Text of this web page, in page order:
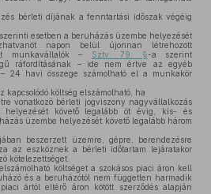
bérleti díjának a fenntartási időszak végéig
esetben a beruházás üzembe helyezését
napon belül újonnan létrehozott
munkavállalók –
Sztv. 79. §-a szerint
ráfordításának – ide nem értve az egyéb
24 havi összege számolható el a munkakör
kapcsolódó költség elszámolható, ha
vonatkozó bérleti jogviszony nagyvállalkozás
helyezését követő legalább öt évig, kis- és
üzembe helyezését követő legalább három
beszerzett üzemre, gépre, berendezésre
az eszköznek a bérleti időtartam lejáratakor
kötelezettséget.
költséget a szokásos piaci áron kell
és a beruházótól nem független harmadik
ártól eltérő áron kötött szerződés alapján